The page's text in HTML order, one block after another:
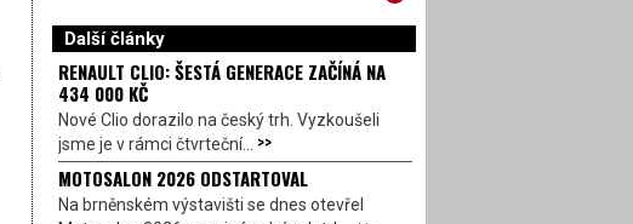
Další články
RENAULT CLIO: ŠESTÁ GENERACE ZAČÍNÁ NA
434 000 KČ
Nové Clio dorazilo na český trh. Vyzkoušeli
jsme je v rámci čtvrteční... >>
MOTOSALON 2026 ODSTARTOVAL
Na brněnském výstavišti se dnes otevřel